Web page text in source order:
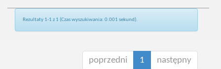
Rezultaty 1-1 z 1 (Czas wyszukiwania: 0.001 sekund).
poprzedni 1 następny